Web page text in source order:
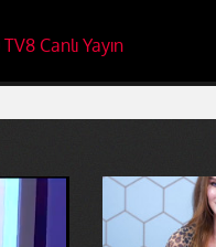
TV8 Canlı Yayın